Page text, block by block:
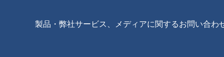
製品・弊社サービス、メディアに関するお問い合わ